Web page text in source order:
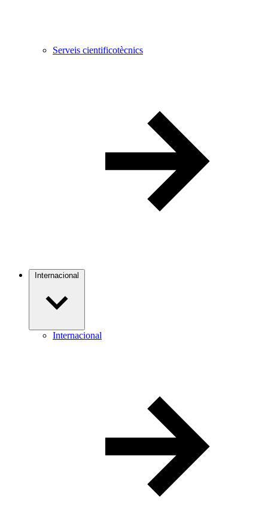
Serveis cientificotècnics
Internacional
Internacional